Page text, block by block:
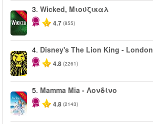
-50%
3. Wicked, Μιούζικαλ
4.7 (855)
4. Disney's The Lion King - London
4.8 (2261)
-40%
5. Mamma Mia - Λονδίνο
4.8 (2143)